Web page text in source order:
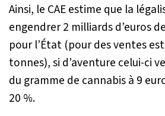
Ainsi, le CAE estime que la
engendrer 2 milliards d’euros
pour l’État (pour des ventes
tonnes), si d’aventure celui-ci
du gramme de cannabis à 9
20 %.